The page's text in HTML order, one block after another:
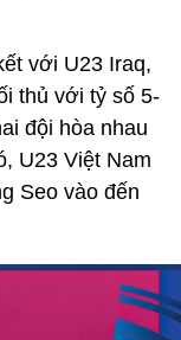
với U23 Iraq,
thủ với tỷ số 5-
đội hòa nhau
U23 Việt Nam
Seo vào đến